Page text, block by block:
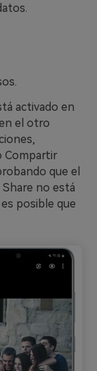
activado en
el otro
Compartir
que el
Share no está
posible que